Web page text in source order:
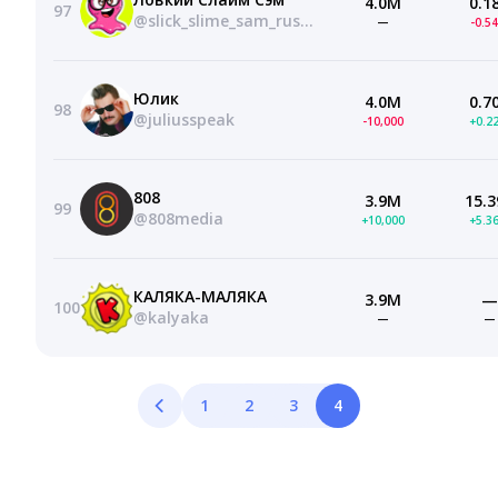
97
@slick_slime_sam_russian
— -
98
Юлик
@juliusspeak
4.0M
-10,000
99
808
@808media
3.9M
+10,000
100
КАЛЯКА-МАЛЯКА
@kalyaka
3.9M
—
—
—
1 2 3 4